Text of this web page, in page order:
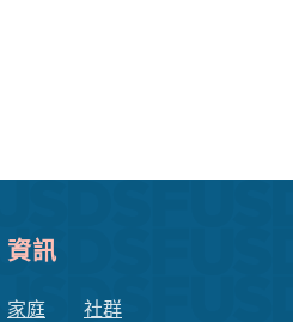
資訊
家庭
社群